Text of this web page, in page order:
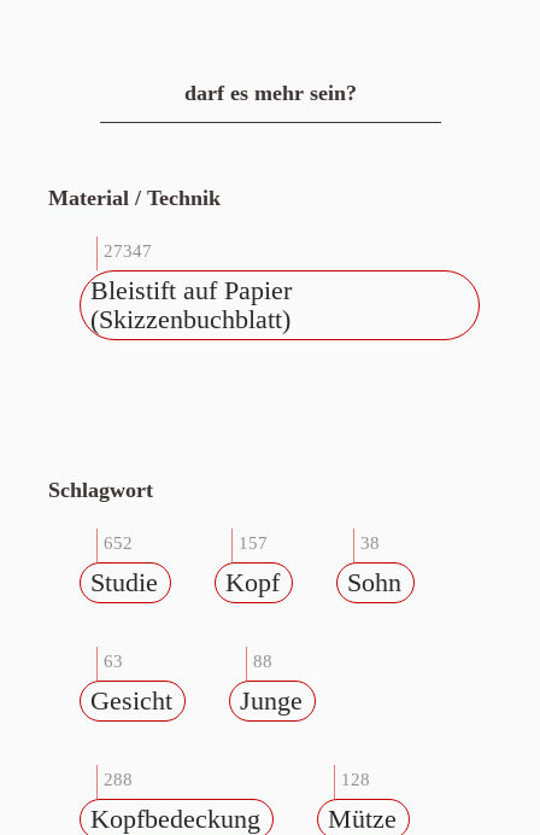
darf es mehr sein?
Material / Technik
27347
Bleistift auf Papier
(Skizzenbuchblatt)
Schlagwort
652
Studie
157
Kopf
38
Sohn
63
Gesicht
88
Junge
288
Kopfbedeckung
128
Mütze